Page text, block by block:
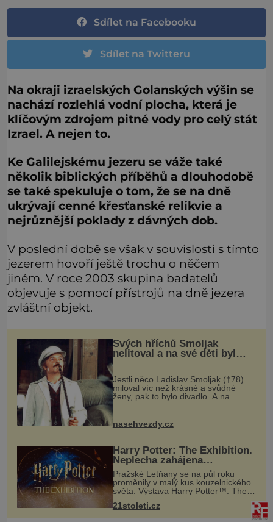
Sdílet na Facebooku
Sdílet na Twitteru
Na okraji izraelských Golanských výšin se
nachází rozlehlá vodní plocha, která je
klíčovým zdrojem pitné vody pro celý stát
Izrael. A nejen to.
Ke Galilejskému jezeru se váže také
několik biblických příběhů a dlouhodobě
se také spekuluje o tom, že se na dně
ukrývají cenné křesťanské relikvie a
nejrůznější poklady z dávných dob.
V poslední době se však v souvislosti s tímto
jezerem hovoří ještě trochu o něčem
jiném. V roce 2003 skupina badatelů
objevuje s pomocí přístrojů na dně jezera
zvláštní objekt.
Svých hříchů Smoljak
nelitoval a na své děti byl
velmi pyšný
Jestli něco Ladislav Smoljak (†78)
miloval víc než krásné a svůdné
ženy, pak to bylo divadlo. A na
dní před tím, než odešel do
uměleckého nebe. Kdysi někdo z
přátel
nasehvezdy.cz
Harry Potter: The Exhibition.
Neplecha zahájena…
Pražské Letňany se na půl roku
proměnily v malý kus kouzelnického
světa. Výstava Harry Potter™: The
originální filmové kostýmy a rekvizity,
Bradavice, Hagridovu chýši i uč
21stoleti.cz